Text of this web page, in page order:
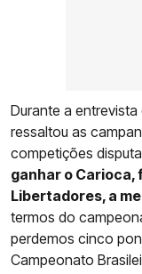
Durante a
ressaltou as
competições
ganhar o Carioca,
Libertadores, a
termos do
perdemos cinco
Campeonato